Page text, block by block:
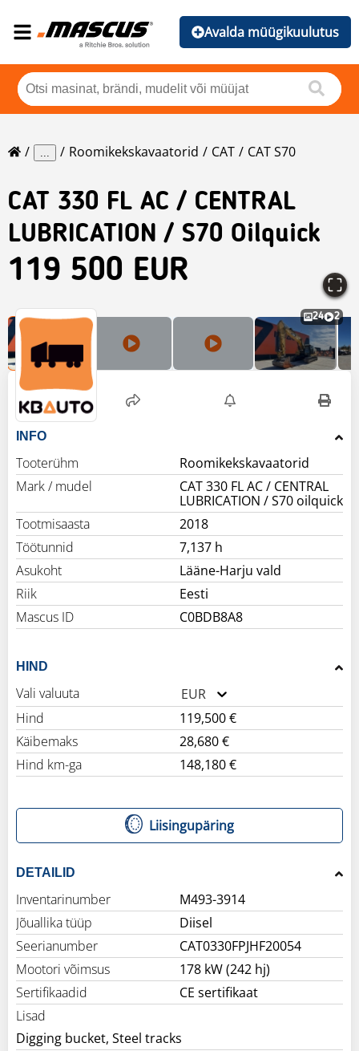
Avalda müügikuulutus
... Roomikekskavaatorid CAT CAT S70
CAT 330 FL AC / CENTRAL
LUBRICATION / S70 Oilquick
119 500 EUR
24 2
INFO
Tooterühm
Roomikekskavaatorid
Mark / mudel
CAT 330 FL AC / CENTRAL
LUBRICATION / S70 oilquick
Tootmisaasta
2018
Töötunnid
7,137 h
Asukoht
Lääne-Harju vald
Riik
Eesti
Mascus ID
C0BDB8A8
HIND
Vali valuuta
EUR
Hind
119,500 €
Käibemaks
28,680 €
Hind km-ga
148,180 €
Liisingupäring
DETAILID
Inventarinumber
M493-3914
Jõuallika tüüp
Diisel
Seerianumber
CAT0330FPJHF20054
Mootori võimsus
178 kW (242 hj)
Sertifikaadid
CE sertifikaat
Lisad
Digging bucket, Steel tracks